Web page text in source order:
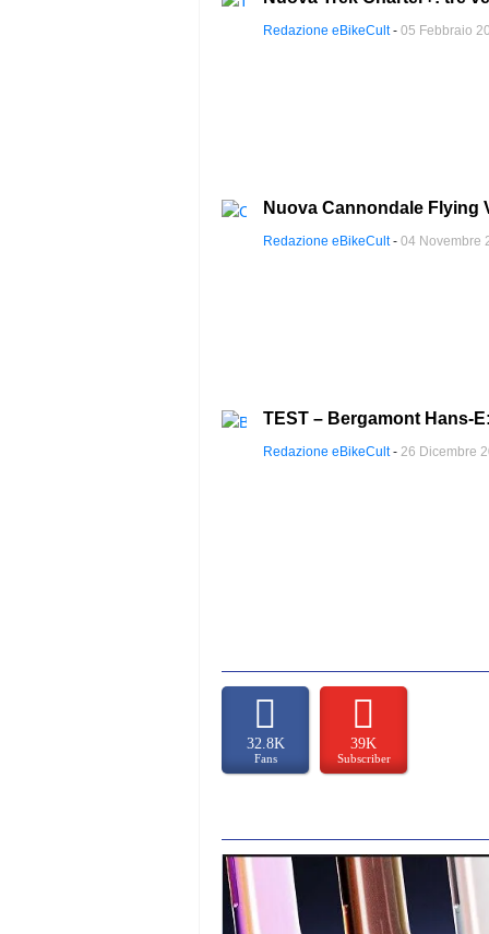
Redazione eBikeCult-05 Febbraio
Nuova Cannondale Flying
Redazione eBikeCult-04 Novembre
TEST – Bergamont Hans-
Redazione eBikeCult-26 Dicembre
32.8K
Fans
39K
Subscriber